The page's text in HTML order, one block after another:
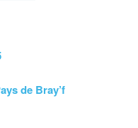
de Bray’f